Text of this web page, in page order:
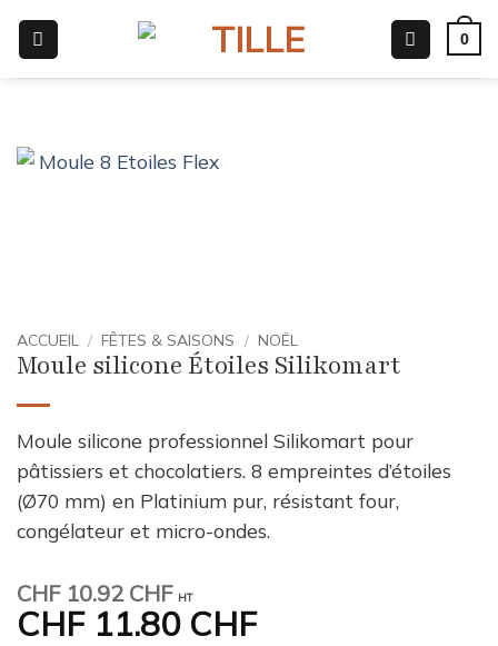
contenu
0
ACCUEIL / FÊTES & SAISONS / NOËL
Moule silicone Étoiles Silikomart
Moule silicone professionnel Silikomart pour
pâtissiers et chocolatiers. 8 empreintes d’étoiles
(Ø70 mm) en Platinium pur, résistant four,
congélateur et micro-ondes.
CHF10.92 CHF HT
CHF11.80 CHF